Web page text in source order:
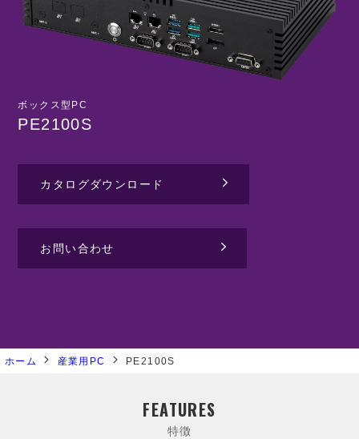
ボックス型PC
PE2100S
カタログダウンロード
お問い合わせ
ホーム 産業用PC PE2100S
FEATURES
特徴